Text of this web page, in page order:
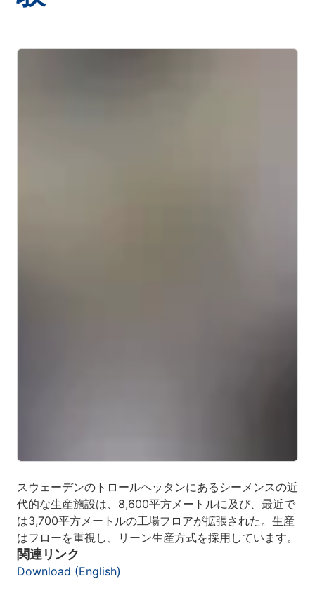
スウェーデンのトロールヘッタンにあるシーメンスの近
代的な生産施設は、8,600平方メートルに及び、最近で
は3,700平方メートルの工場フロアが拡張された。生産
はフローを重視し、リーン生産方式を採用しています。
関連リンク
Download (English)